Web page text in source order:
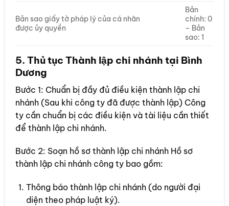
Bản sao giấy tờ pháp lý của cá nhân
được ủy quyền
Bản
chính: 0
– Bản
sao: 1
5. Thủ tục Thành lập chi nhánh tại Bình
Dương
Bước 1: Chuẩn bị đầy đủ điều kiện thành lập chi
nhánh (Sau khi công ty đã được thành lập) Công
ty cần chuẩn bị các điều kiện và tài liệu cần thiết
để thành lập chi nhánh.
Bước 2: Soạn hồ sơ thành lập chi nhánh Hồ sơ
thành lập chi nhánh công ty bao gồm:
Thông báo thành lập chi nhánh (do người đại
diện theo pháp luật ký).